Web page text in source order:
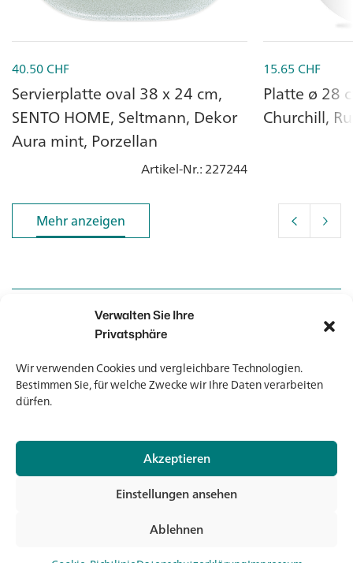
Verwalten Sie Ihre
Privatsphäre
Wir verwenden Cookies und vergleichbare Technologien.
Bestimmen Sie, für welche Zwecke wir Ihre Daten verarbeiten
dürfen.
Akzeptieren
Ablehnen
Einstellungen ansehen
40.50CHF
Servierplatte oval 38 x 24 cm,
SENTO HOME, Seltmann, Dekor
Aura mint, Porzellan
Artikel-Nr.: 227244
15.65 CHF
Platte ø 28
Churchill,
Mehr anzeigen
Mehr anzeigen
Kontakt
Kontakt
Newsletter
Newsletter
© 2026 Banholzer AG
Impressum
Datenschutz